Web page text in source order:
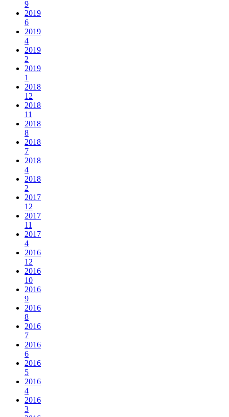
9
2019
6
2019
4
2019
2
2019
1
2018
12
2018
11
2018
8
2018
7
2018
4
2018
2
2017
12
2017
11
2017
4
2016
12
2016
10
2016
9
2016
8
2016
7
2016
6
2016
5
2016
4
2016
3